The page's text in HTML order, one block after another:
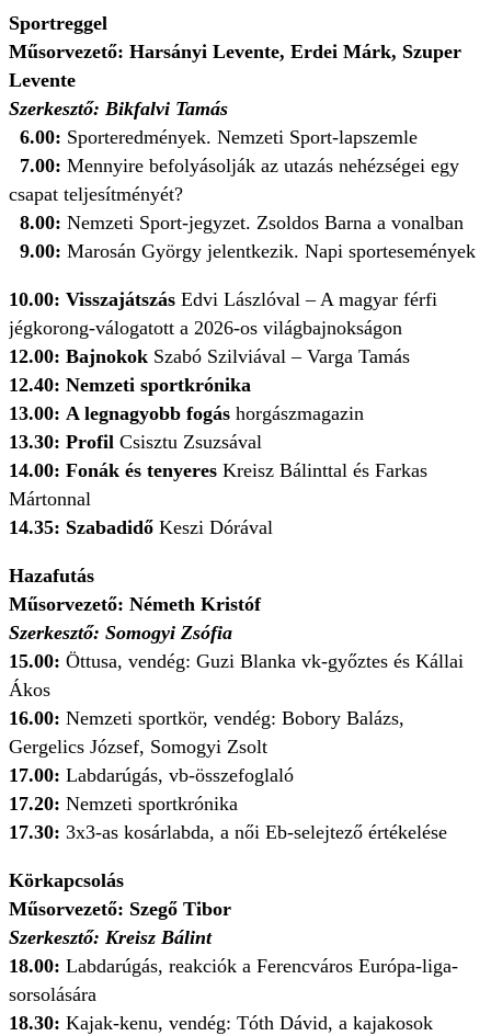
Sportreggel
Műsorvezető: Harsányi Levente, Erdei Márk, Szuper
Levente
Szerkesztő: Bikfalvi Tamás
6.00: Sporteredmények. Nemzeti Sport-lapszemle
7.00: Mennyire befolyásolják az utazás nehézségei egy
csapat teljesítményét?
8.00: Nemzeti Sport-jegyzet. Zsoldos Barna a vonalban
9.00: Marosán György jelentkezik. Napi sportesemények
10.00: Visszajátszás Edvi Lászlóval – A magyar férfi
jégkorong-válogatott a 2026-os világbajnokságon
12.00: Bajnokok Szabó Szilviával – Varga Tamás
12.40: Nemzeti sportkrónika
13.00: A legnagyobb fogás horgászmagazin
13.30: Profil Csisztu Zsuzsával
14.00: Fonák és tenyeres Kreisz Bálinttal és Farkas
Mártonnal
14.35: Szabadidő Keszi Dórával
Hazafutás
Műsorvezető: Németh Kristóf
Szerkesztő: Somogyi Zsófia
15.00: Öttusa, vendég: Guzi Blanka vk-győztes és Kállai
Ákos
16.00: Nemzeti sportkör, vendég: Bobory Balázs,
Gergelics József, Somogyi Zsolt
17.00: Labdarúgás, vb-összefoglaló
17.20: Nemzeti sportkrónika
17.30: 3x3-as kosárlabda, a női Eb-selejtező értékelése
Körkapcsolás
Műsorvezető: Szegő Tibor
Szerkesztő: Kreisz Bálint
18.00: Labdarúgás, reakciók a Ferencváros Európa-liga-
sorsolására
18.30: Kajak-kenu, vendég: Tóth Dávid, a kajakosok